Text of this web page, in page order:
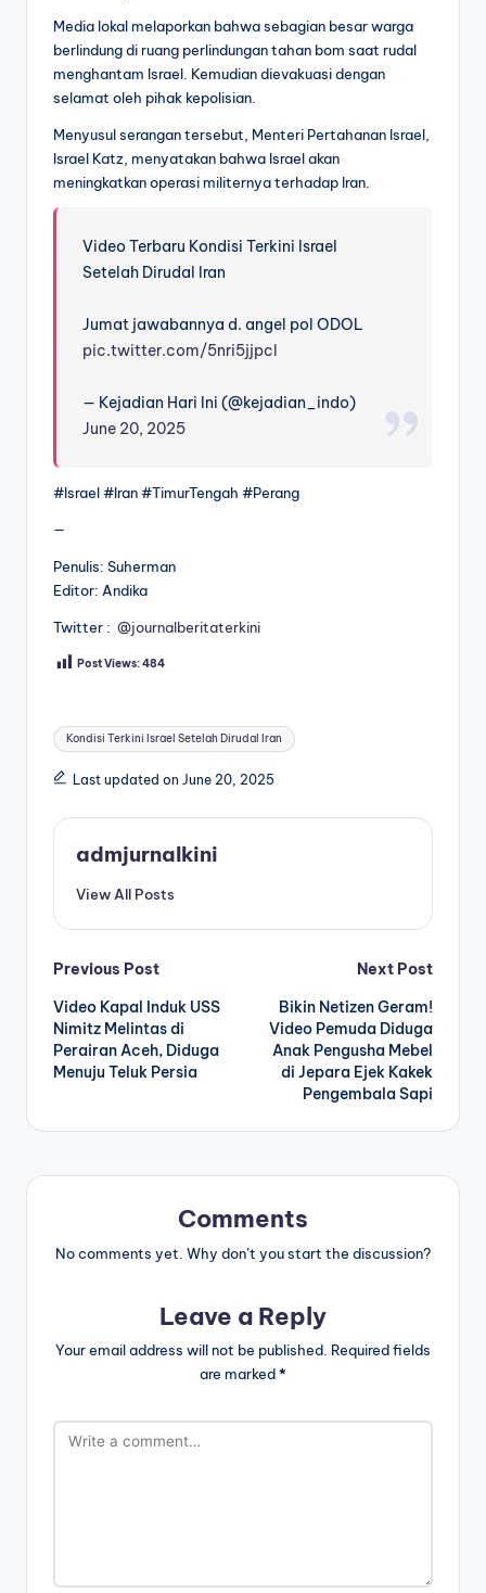
Media lokal melaporkan bahwa sebagian besar warga
berlindung di ruang perlindungan tahan bom saat rudal
menghantam Israel. Kemudian dievakuasi dengan
selamat oleh pihak kepolisian.
Menyusul serangan tersebut, Menteri Pertahanan Israel,
Israel Katz, menyatakan bahwa Israel akan
meningkatkan operasi militernya terhadap Iran.
Video Terbaru Kondisi Terkini Israel
Setelah Dirudal Iran
Jumat jawabannya d. angel pol ODOL
pic.twitter.com/5nri5jjpcl
— Kejadian Hari Ini (@kejadian_indo)
June 20, 2025
#Israel #Iran #TimurTengah #Perang
—
Penulis: Suherman
Editor: Andika
Twitter : @journalberitaterkini
Post Views:484
Tags:
Kondisi Terkini Israel Setelah Dirudal Iran
Last updated on June 20, 2025
admjurnalkini
View All Posts
Post
navigation
Previous Post
Video Kapal Induk USS
Nimitz Melintas di
Perairan Aceh, Diduga
Menuju Teluk Persia
Next Post
Bikin Netizen Geram!
Video Pemuda Diduga
Anak Pengusha Mebel
di Jepara Ejek Kakek
Pengembala Sapi
Comments
No comments yet. Why don’t you start the discussion?
Leave a Reply
Your email address will not be published. Required fields
are marked*